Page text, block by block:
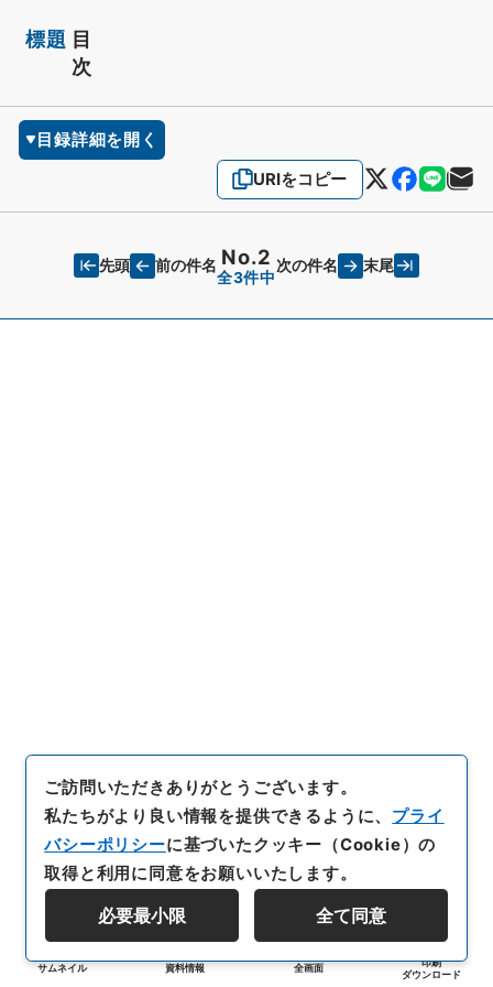
標題 目
次
目録詳細を開く
URIをコピー
先頭 前の件名 No.2
全3件中
次の件名 末尾
サムネイル 資料情報 全画面
印刷
ダウンロード
ご訪問いただきありがとうございます。
私たちがより良い情報を提供できるように、 プライ
バシーポリシーに基づいたクッキー（Cookie）の
取得と利用に同意をお願いいたします。
必要最小限 全て同意